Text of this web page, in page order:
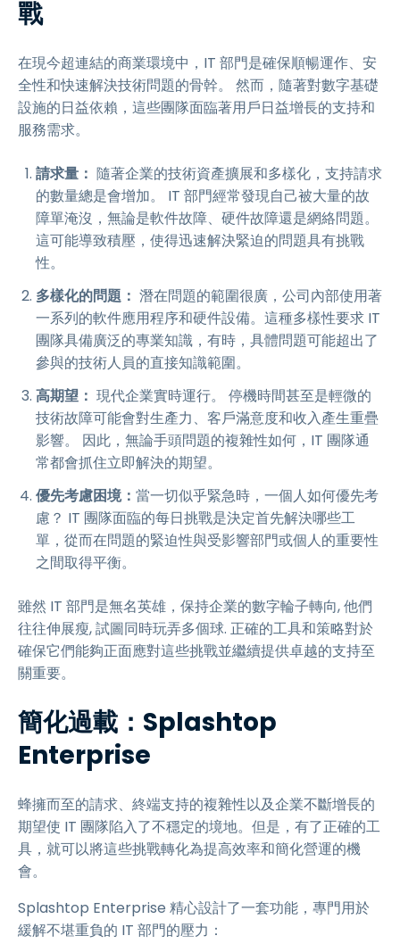
戰
在現今超連結的商業環境中，IT 部門是確保順暢運作、安
全性和快速解決技術問題的骨幹。 然而，隨著對數字基礎
設施的日益依賴，這些團隊面臨著用戶日益增長的支持和
服務需求。
請求量： 隨著企業的技術資產擴展和多樣化，支持請求
的數量總是會增加。 IT 部門經常發現自己被大量的故
障單淹沒，無論是軟件故障、硬件故障還是網絡問題。
這可能導致積壓，使得迅速解決緊迫的問題具有挑戰
性。
多樣化的問題： 潛在問題的範圍很廣，公司內部使用著
一系列的軟件應用程序和硬件設備。這種多樣性要求 IT
團隊具備廣泛的專業知識，有時，具體問題可能超出了
參與的技術人員的直接知識範圍。
高期望： 現代企業實時運行。 停機時間甚至是輕微的
技術故障可能會對生產力、客戶滿意度和收入產生重疊
影響。 因此，無論手頭問題的複雜性如何，IT 團隊通
常都會抓住立即解決的期望。
優先考慮困境： 當一切似乎緊急時，一個人如何優先考
慮？ IT 團隊面臨的每日挑戰是決定首先解決哪些工
單，從而在問題的緊迫性與受影響部門或個人的重要性
之間取得平衡。
雖然 IT 部門是無名英雄，保持企業的數字輪子轉向, 他們
往往伸展瘦, 試圖同時玩弄多個球. 正確的工具和策略對於
確保它們能夠正面應對這些挑戰並繼續提供卓越的支持至
關重要。
簡化過載：Splashtop
Enterprise
蜂擁而至的請求、終端支持的複雜性以及企業不斷增長的
期望使 IT 團隊陷入了不穩定的境地。但是，有了正確的工
具，就可以將這些挑戰轉化為提高效率和簡化營運的機
會。
Splashtop Enterprise 精心設計了一套功能，專門用於
緩解不堪重負的 IT 部門的壓力：